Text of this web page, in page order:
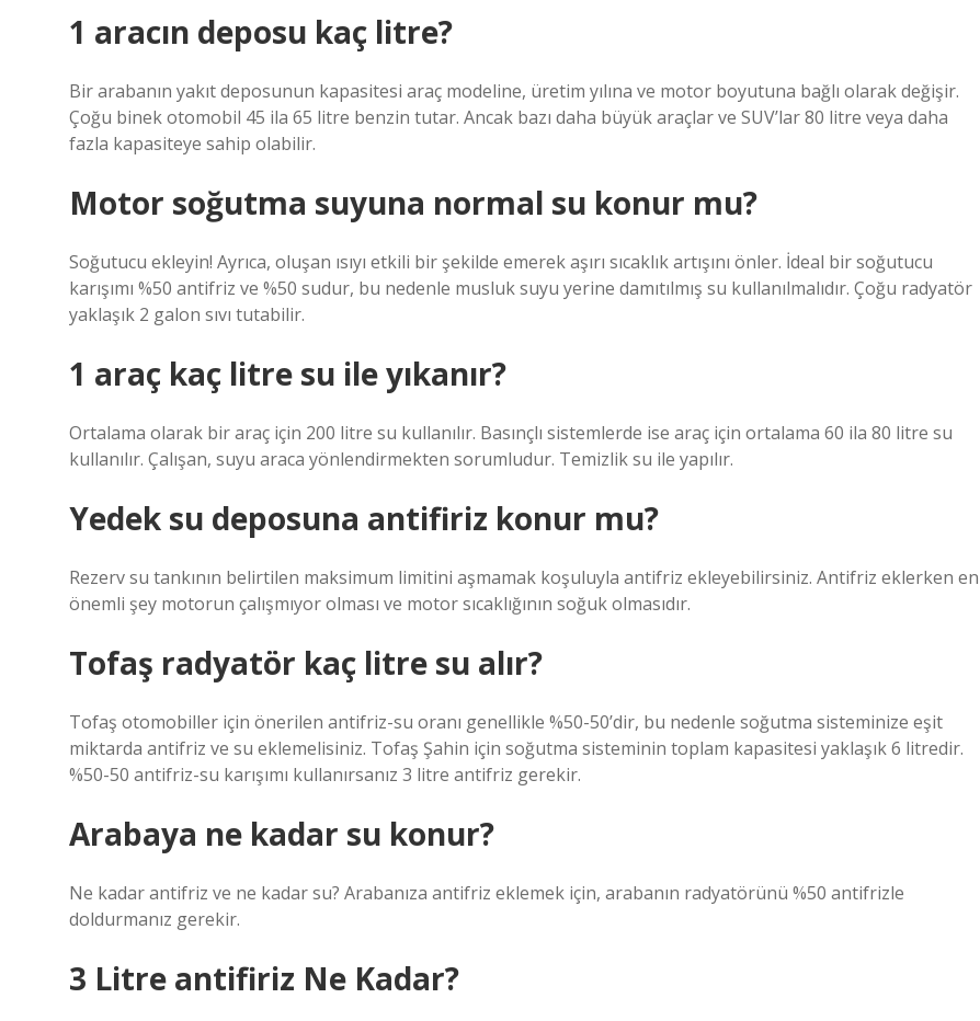
1 aracın deposu kaç litre?
Bir arabanın yakıt deposunun kapasitesi araç modeline, üretim yılına ve motor boyutuna bağlı olarak değişir.
Çoğu binek otomobil 45 ila 65 litre benzin tutar. Ancak bazı daha büyük araçlar ve SUV’lar 80 litre veya daha
fazla kapasiteye sahip olabilir.
Motor soğutma suyuna normal su konur mu?
Soğutucu ekleyin! Ayrıca, oluşan ısıyı etkili bir şekilde emerek aşırı sıcaklık artışını önler. İdeal bir soğutucu
karışımı %50 antifriz ve %50 sudur, bu nedenle musluk suyu yerine damıtılmış su kullanılmalıdır. Çoğu radyatör
yaklaşık 2 galon sıvı tutabilir.
1 araç kaç litre su ile yıkanır?
Ortalama olarak bir araç için 200 litre su kullanılır. Basınçlı sistemlerde ise araç için ortalama 60 ila 80 litre su
kullanılır. Çalışan, suyu araca yönlendirmekten sorumludur. Temizlik su ile yapılır.
Yedek su deposuna antifiriz konur mu?
Rezerv su tankının belirtilen maksimum limitini aşmamak koşuluyla antifriz ekleyebilirsiniz. Antifriz eklerken en
önemli şey motorun çalışmıyor olması ve motor sıcaklığının soğuk olmasıdır.
Tofaş radyatör kaç litre su alır?
Tofaş otomobiller için önerilen antifriz-su oranı genellikle %50-50’dir, bu nedenle soğutma sisteminize eşit
miktarda antifriz ve su eklemelisiniz. Tofaş Şahin için soğutma sisteminin toplam kapasitesi yaklaşık 6 litredir.
%50-50 antifriz-su karışımı kullanırsanız 3 litre antifriz gerekir.
Arabaya ne kadar su konur?
Ne kadar antifriz ve ne kadar su? Arabanıza antifriz eklemek için, arabanın radyatörünü %50 antifrizle
doldurmanız gerekir.
3 Litre antifiriz Ne Kadar?